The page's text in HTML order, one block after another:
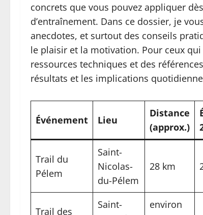
concrets que vous pouvez appliquer
d’entraînement. Dans ce dossier, je
anecdotes, et surtout des conseils
le plaisir et la motivation. Pour ceux
ressources techniques et des
résultats et les implications
Événement Lieu
Distance
(approx.)
Trail du
Pélem
Saint-
Nicolas-
du-Pélem
28 km
Trail des
Saint-
environ